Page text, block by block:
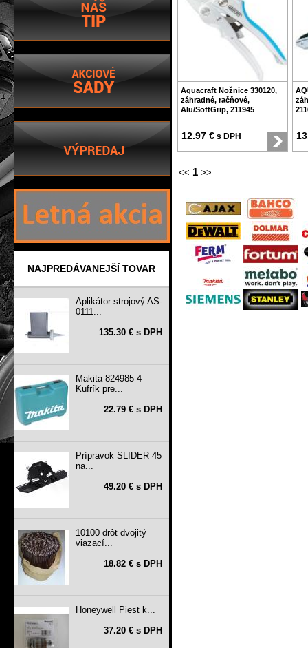
NAJPREDÁVANEJŠÍ TOVAR
Aplikátor strojový AS-
0111...
135.30 € s DPH
Makita 824985-4
Kufrík pre...
22.79 € s DPH
Prípravok SLIDER 45
na...
49.20 € s DPH
10100 drôt dvojitý
viazací...
18.82 € s DPH
Honeywell Piest k...
37.20 € s DPH
Aquacraft Nožnice 330120,
záhradné, račňové,
Alu/SoftGrip, 211945
12.97 € s DPH
<< 1 >>